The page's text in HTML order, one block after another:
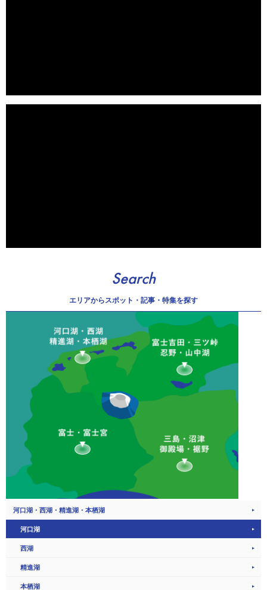
Search
エリアからスポット・記事・特集を探す
河口湖・西湖・精進湖・本栖湖
河口湖
西湖
精進湖
本栖湖